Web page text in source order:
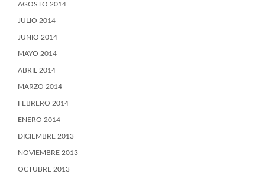
AGOSTO 2014
JULIO 2014
JUNIO 2014
MAYO 2014
ABRIL 2014
MARZO 2014
FEBRERO 2014
ENERO 2014
DICIEMBRE 2013
NOVIEMBRE 2013
OCTUBRE 2013